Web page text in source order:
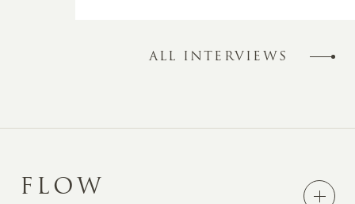
ALL INTERVIEWS
F LOW